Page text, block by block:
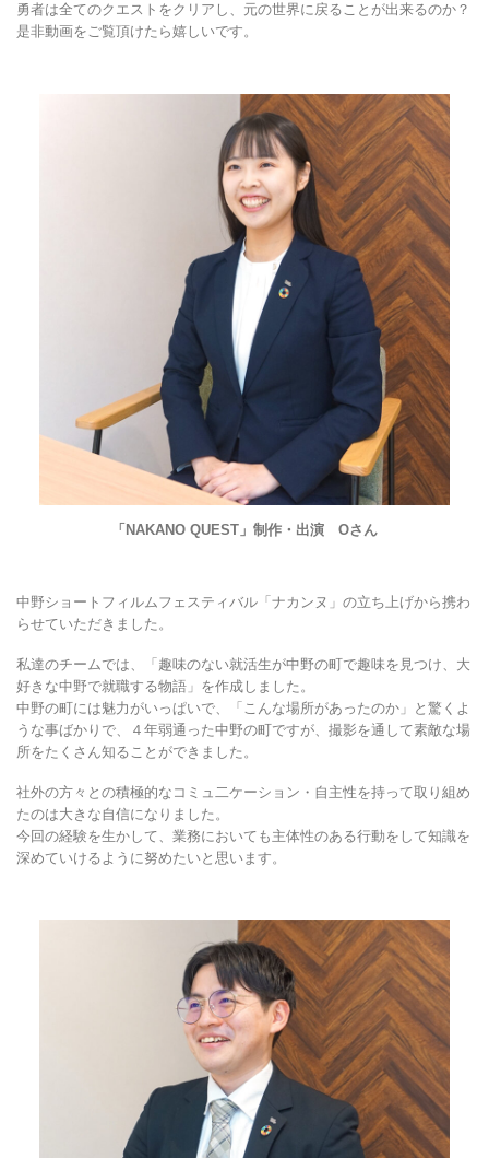
勇者は全てのクエストをクリアし、元の世界に戻ることが出来るのか？
是非動画をご覧頂けたら嬉しいです。
「NAKANO QUEST」制作・出演 Oさん
中野ショートフィルムフェスティバル「ナカンヌ」の立ち上げから携わ
らせていただきました。
私達のチームでは、「趣味のない就活生が中野の町で趣味を見つけ、大
好きな中野で就職する物語」を作成しました。
中野の町には魅力がいっぱいで、「こんな場所があったのか」と驚くよ
うな事ばかりで、４年弱通った中野の町ですが、撮影を通して素敵な場
所をたくさん知ることができました。
社外の方々との積極的なコミュ二ケーション・自主性を持って取り組め
たのは大きな自信になりました。
今回の経験を生かして、業務においても主体性のある行動をして知識を
深めていけるように努めたいと思います。